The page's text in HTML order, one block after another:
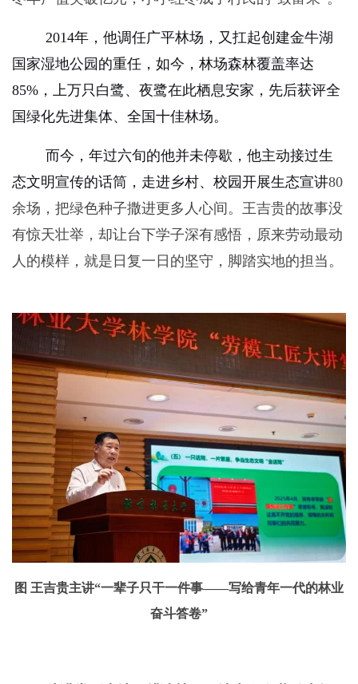
2014年，他调任广平林场，又扛起创建金牛湖
国家湿地公园的重任，如今，林场森林覆盖率达
85% ，上万只白鹭、夜鹭在此栖息安家，先后获评全
国绿化先进集体、全国十佳林场。
而今，年过六旬的他并未停歇，他主动接过生
态文明宣传的话筒，走进乡村、校园开展生态宣讲80
余场，把绿色种子撒进更多人心间。王吉贵的故事没
有惊天壮举，却让台下学子深有感悟，原来劳动最动
人的模样，就是日复一日的坚守，脚踏实地的担当。
图 王吉贵主讲“一辈子只干一件事——写给青年一代的林业
奋斗答卷”